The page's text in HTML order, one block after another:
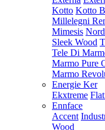
Kotto Kotto
Millelegni
Mimesis
Sleek Wood
Tele Di
Marmo Pure
Marmo
Energie Ker
Ekxtreme
Ennface
Accent
Wood